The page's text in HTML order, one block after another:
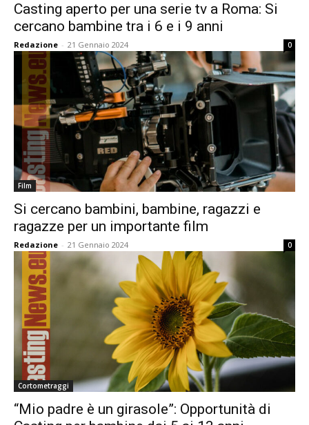
Casting aperto per una serie tv a Roma: Si
cercano bambine tra i 6 e i 9 anni
Redazione - 21 Gennaio 2024 0
Film
Si cercano bambini, bambine, ragazzi e
ragazze per un importante film
Redazione - 21 Gennaio 2024 0
Cortometraggi
“Mio padre è un girasole”: Opportunità di